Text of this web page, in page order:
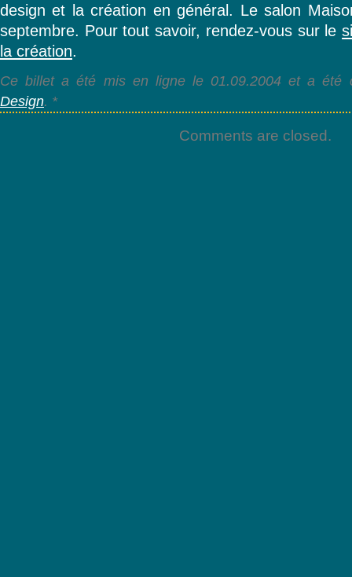
design et la création en général. Le salon
septembre. Pour tout savoir, rendez-vous sur le
la création.
Ce billet a été mis en ligne le 01.09.2004 et a été
Design. *
Comments are closed.